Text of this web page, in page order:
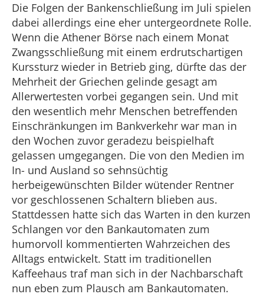
Die Folgen der Bankenschließung im Juli spielen
dabei allerdings eine eher untergeordnete Rolle.
Wenn die Athener Börse nach einem Monat
Zwangsschließung mit einem erdrutschartigen
Kurssturz wieder in Betrieb ging, dürfte das der
Mehrheit der Griechen gelinde gesagt am
Allerwertesten vorbei gegangen sein. Und mit
den wesentlich mehr Menschen betreffenden
Einschränkungen im Bankverkehr war man in
den Wochen zuvor geradezu beispielhaft
gelassen umgegangen. Die von den Medien im
In- und Ausland so sehnsüchtig
herbeigewünschten Bilder wütender Rentner
vor geschlossenen Schaltern blieben aus.
Stattdessen hatte sich das Warten in den kurzen
Schlangen vor den Bankautomaten zum
humorvoll kommentierten Wahrzeichen des
Alltags entwickelt. Statt im traditionellen
Kaffeehaus traf man sich in der Nachbarschaft
nun eben zum Plausch am Bankautomaten.